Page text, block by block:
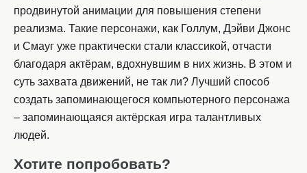
продвинутой анимации для повышения степени
реализма. Такие персонажи, как Голлум, Дэйви Джонс
и Смауг уже практически стали классикой, отчасти
благодаря актёрам, вдохнувшим в них жизнь. В этом и
суть захвата движений, не так ли? Лучший способ
создать запоминающегося компьютерного персонажа
– запоминающаяся актёрская игра талантливых
людей.
Хотите попробовать?